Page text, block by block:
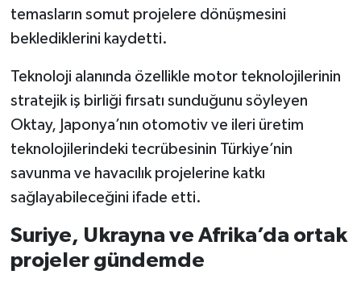
temasların somut projelere dönüşmesini
beklediklerini kaydetti.
Teknoloji alanında özellikle motor teknolojilerinin
stratejik iş birliği fırsatı sunduğunu söyleyen
Oktay, Japonya’nın otomotiv ve ileri üretim
teknolojilerindeki tecrübesinin Türkiye’nin
savunma ve havacılık projelerine katkı
sağlayabileceğini ifade etti.
Suriye, Ukrayna ve Afrika’da ortak
projeler gündemde